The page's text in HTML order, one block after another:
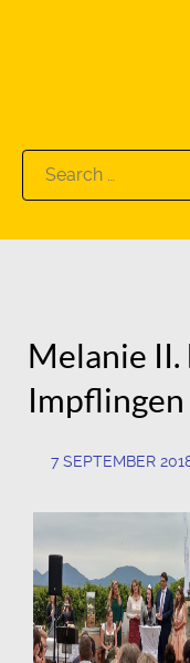
Search
for:
Melanie
Impflingen
7 SEPTEMBER